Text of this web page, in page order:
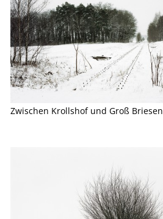
Zwischen Krollshof und Groß Briesen